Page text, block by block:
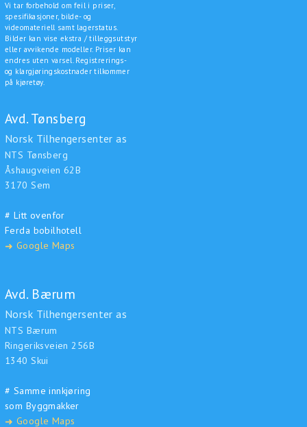
Vi tar forbehold om feil i priser,
spesifikasjoner, bilde- og
videomateriell samt lagerstatus.
Bilder kan vise ekstra / tilleggsutstyr
eller avvikende modeller. Priser kan
endres uten varsel. Registrerings-
og klargjøringskostnader tilkommer
på kjøretøy.
Avd. Tønsberg
Norsk Tilhengersenter as
NTS Tønsberg
Åshaugveien 62B
3170 Sem
# Litt ovenfor
Ferda bobilhotell
➜ Google Maps
Avd. Bærum
Norsk Tilhengersenter as
NTS Bærum
Ringeriksveien 256B
1340 Skui
# Samme innkjøring
som Byggmakker
➜ Google Maps